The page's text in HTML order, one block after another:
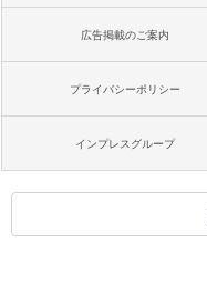
広告掲載のご案内
プライバシーポリシー
インプレスグループ